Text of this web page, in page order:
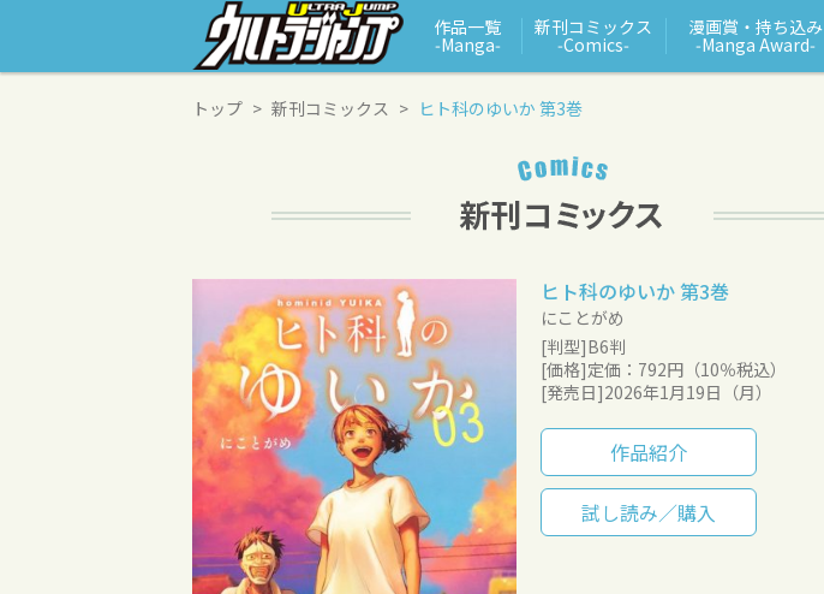
作品一覧
‑Manga‑
新刊コミックス
‑Comics‑
漫画賞・持ち込み
‑Manga Award‑
トップ 新刊コミックス ヒト科のゆいか 第3巻
ヒト科のゆいか 第3巻
にことがめ
[判型]B6判
[価格]定価：792円（10％税込）
[発売日]2026年1月19日（月）
作品紹介
試し読み／購入